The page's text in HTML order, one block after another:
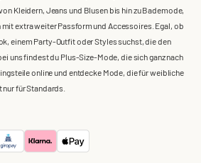
Kleidern, Jeans und Blusen bis hin zu Bademode,
extra weiter Passform und Accessoires. Egal, ob
einem Party-Outfit oder Styles suchst, die den
uns findest du Plus-Size-Mode, die sich ganz nach
online und entdecke Mode, die für weibliche
für Standards.